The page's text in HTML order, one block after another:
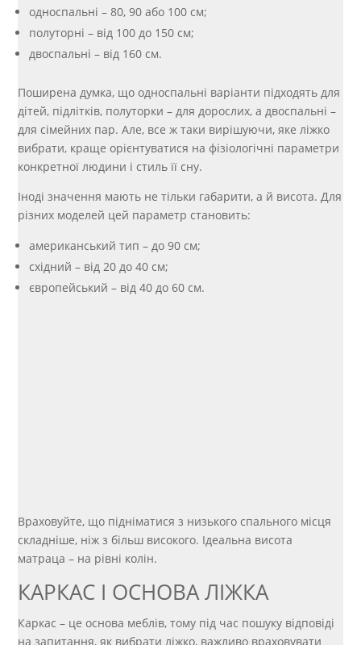
односпальні – 80, 90 або 100 см;
полуторні – від 100 до 150 см;
двоспальні – від 160 см.
Поширена думка, що односпальні варіанти підходять для
дітей, підлітків, полуторки – для дорослих, а двоспальні –
для сімейних пар. Але, все ж таки вирішуючи, яке ліжко
вибрати, краще орієнтуватися на фізіологічні параметри
конкретної людини і стиль її сну.
Іноді значення мають не тільки габарити, а й висота. Для
різних моделей цей параметр становить:
американський тип – до 90 см;
східний – від 20 до 40 см;
європейський – від 40 до 60 см.
Враховуйте, що підніматися з низького спального місця
складніше, ніж з більш високого. Ідеальна висота
матраца – на рівні колін.
КАРКАС І ОСНОВА ЛІЖКА
Каркас – це основа меблів, тому під час пошуку відповіді
на запитання, як вибрати ліжко, важливо враховувати